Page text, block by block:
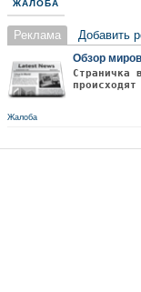
ЖАЛОБА
Реклама Добавить
Обзор
Страничка
Жалоба